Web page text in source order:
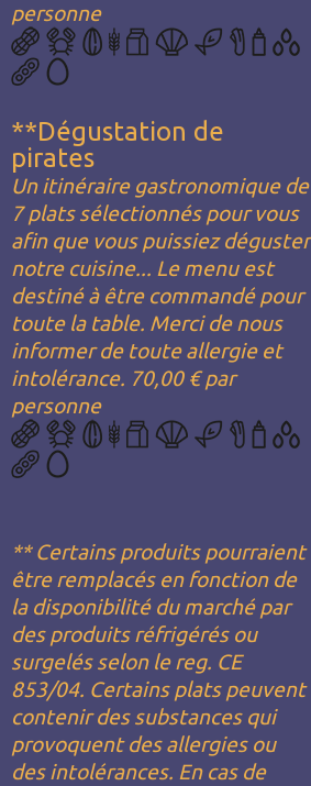
personne
**Dégustation de
pirates
Un itinéraire gastronomique de
7 plats sélectionnés pour vous
afin que vous puissiez déguster
notre cuisine... Le menu est
destiné à être commandé pour
toute la table. Merci de nous
informer de toute allergie et
intolérance. 70,00 € par
personne
** Certains produits pourraient
être remplacés en fonction de
la disponibilité du marché par
des produits réfrigérés ou
surgelés selon le reg. CE
853/04. Certains plats peuvent
contenir des substances qui
provoquent des allergies ou
des intolérances. En cas de